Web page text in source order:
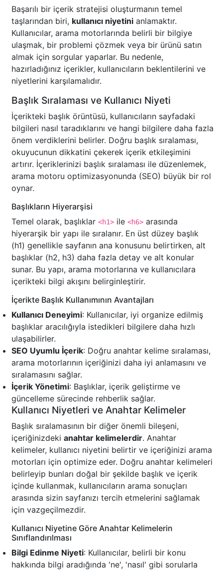
Başarılı bir içerik stratejisi oluşturmanın temel
taşlarından biri, kullanıcı niyetini anlamaktır.
Kullanıcılar, arama motorlarında belirli bir bilgiye
ulaşmak, bir problemi çözmek veya bir ürünü satın
almak için sorgular yaparlar. Bu nedenle,
hazırladığınız içerikler, kullanıcıların beklentilerini ve
niyetlerini karşılamalıdır.
Başlık Sıralaması ve Kullanıcı Niyeti
İçerikteki başlık örüntüsü, kullanıcıların sayfadaki
bilgileri nasıl taradıklarını ve hangi bilgilere daha fazla
önem verdiklerini belirler. Doğru başlık sıralaması,
okuyucunun dikkatini çekerek içerik etkileşimini
artırır. İçeriklerinizi başlık sıralaması ile düzenlemek,
arama motoru optimizasyonunda (SEO) büyük bir rol
oynar.
Başlıkların Hiyerarşisi
Temel olarak, başlıklar <h1> ile <h6> arasında
hiyerarşik bir yapı ile sıralanır. En üst düzey başlık
(h1) genellikle sayfanın ana konusunu belirtirken, alt
başlıklar (h2, h3) daha fazla detay ve alt konular
sunar. Bu yapı, arama motorlarına ve kullanıcılara
içerikteki bilgi akışını belirginleştirir.
İçerikte Başlık Kullanımının Avantajları
Kullanıcı Deneyimi: Kullanıcılar, iyi organize edilmiş
başlıklar aracılığıyla istedikleri bilgilere daha hızlı
ulaşabilirler.
SEO Uyumlu İçerik: Doğru anahtar kelime sıralaması,
arama motorlarının içeriğinizi daha iyi anlamasını ve
sıralamasını sağlar.
İçerik Yönetimi: Başlıklar, içerik geliştirme ve
güncelleme sürecinde rehberlik sağlar.
Kullanıcı Niyetleri ve Anahtar Kelimeler
Başlık sıralamasının bir diğer önemli bileşeni,
içeriğinizdeki anahtar kelimelerdir. Anahtar
kelimeler, kullanıcı niyetini belirtir ve içeriğinizi arama
motorları için optimize eder. Doğru anahtar kelimeleri
belirleyip bunları doğal bir şekilde başlık ve içerik
içinde kullanmak, kullanıcıların arama sonuçları
arasında sizin sayfanızı tercih etmelerini sağlamak
için vazgeçilmezdir.
Kullanıcı Niyetine Göre Anahtar Kelimelerin
Sınıflandırılması
Bilgi Edinme Niyeti: Kullanıcılar, belirli bir konu
hakkında bilgi aradığında 'ne', 'nasıl' gibi sorularla